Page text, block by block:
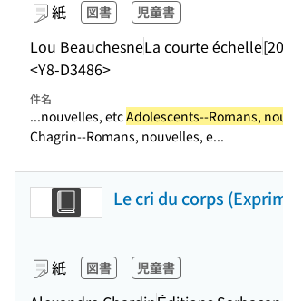
紙 図書 児童書
Lou BeauchesneLa courte échelle
<Y8-D3486>
件名
...nouvelles, etcAdolescents--Romans,
Chagrin--Romans, nouvelles, e...
Le cri du corps
紙 図書 児童書